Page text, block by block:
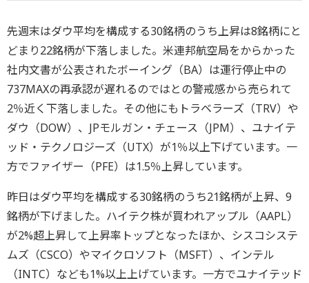
先週末はダウ平均を構成する30銘柄のうち上昇は8銘柄にと
どまり22銘柄が下落しました。米連邦航空局をからかった
社内文書が公表されたボーイング（BA）は運行停止中の
737MAXの再承認が遅れるのではとの警戒感から売られて
2％近く下落しました。その他にもトラベラーズ（TRV）や
ダウ（DOW）、JPモルガン・チェース（JPM）、ユナイテ
ッド・テクノロジーズ（UTX）が1％以上下げています。一
方でファイザー（PFE）は1.5％上昇しています。
昨日はダウ平均を構成する30銘柄のうち21銘柄が上昇、9
銘柄が下げました。ハイテク株が買われアップル（AAPL）
が2%超上昇して上昇率トップとなったほか、シスコシステ
ムズ（CSCO）やマイクロソフト（MSFT）、インテル
（INTC）なども1%以上上げています。一方でユナイテッド